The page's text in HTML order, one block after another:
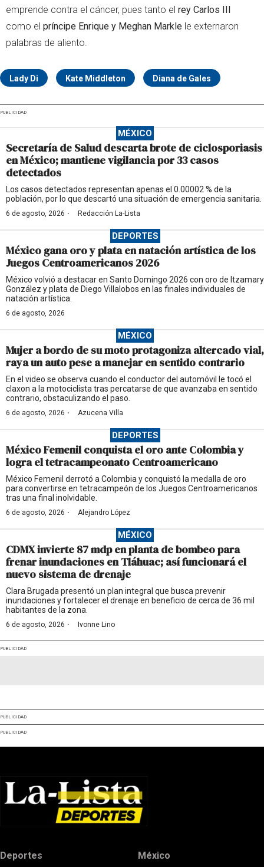
emprende contra el cáncer, pues tanto el rey Carlos III
como el príncipe Enrique y Meghan Markle le externaron
palabras de aliento.
Lady Di Kate Middleton Diana de Gales
PUBLICIDAD
MÉXICO
Secretaría de Salud descarta brote de ciclosporiasis
en México; mantiene vigilancia por 33 casos
detectados
Los casos detectados representan apenas el 0.00002 % de la
población, por lo que descartó una situación de emergencia sanitaria.
6 de agosto, 2026 · Redacción La-Lista
DEPORTES
México gana oro y plata en natación artística de los
Juegos Centroamericanos 2026
México volvió a destacar en Santo Domingo 2026 con oro de Itzamary
González y plata de Diego Villalobos en las finales individuales de
natación artística.
6 de agosto, 2026
MÉXICO
Mujer a bordo de su moto protagoniza altercado vial,
raya un auto pese a manejar en sentido contrario
En el video se observa cuando el conductor del automóvil le tocó el
claxon a la motociclista tras percatarse de que avanzaba en sentido
contrario, obstaculizando el paso.
6 de agosto, 2026 · Azucena Villa
DEPORTES
México Femenil conquista el oro ante Colombia y
logra el tetracampeonato Centroamericano
México Femenil derrotó a Colombia y conquistó la medalla de oro
para convertirse en tetracampeón de los Juegos Centroamericanos
tras una final inolvidable.
6 de agosto, 2026 · Alejandro López
MÉXICO
CDMX invierte 87 mdp en planta de bombeo para
frenar inundaciones en Tláhuac; así funcionará el
nuevo sistema de drenaje
Clara Brugada presentó un plan integral que busca prevenir
inundaciones y fortalecer el drenaje en beneficio de cerca de 36 mil
habitantes de la zona.
6 de agosto, 2026 · Ivonne Lino
PUBLICIDAD
PUBLICIDAD
PUBLICIDAD
Deportes México